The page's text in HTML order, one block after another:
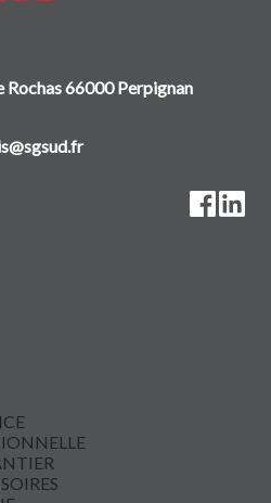
Rochas 66000 Perpignan